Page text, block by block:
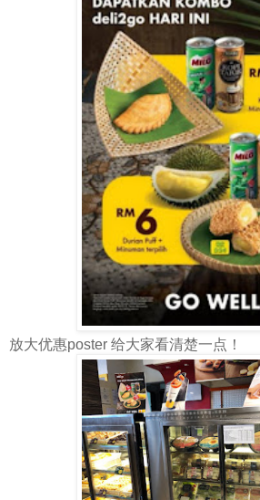
放大优惠poster 给大家看清楚一点！